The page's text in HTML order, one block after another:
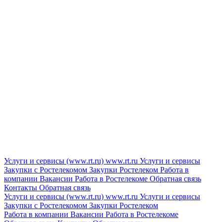
Услуги и сервисы (www.rt.ru) www.rt.ru Услуги и сервисы
Закупки с Ростелекомом Закупки Ростелеком Работа в
компании Вакансии Работа в Ростелекоме Обратная связь
Контакты Обратная связь
Услуги и сервисы (www.rt.ru) www.rt.ru Услуги и сервисы
Закупки с Ростелекомом Закупки Ростелеком
Работа в компании Вакансии Работа в Ростелекоме